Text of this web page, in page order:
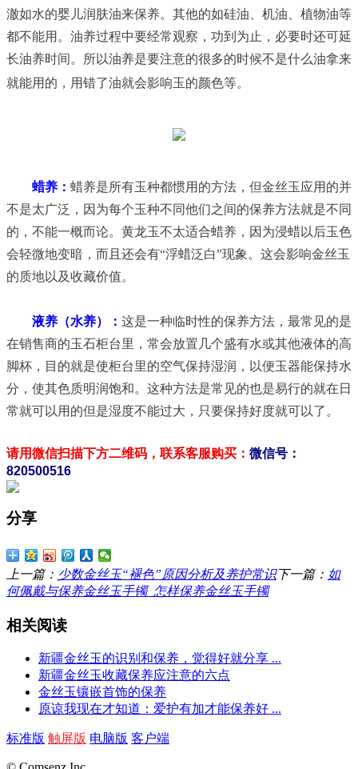
澈如水的婴儿润肤油来保养。其他的如硅油、机油、植物油等
都不能用。油养过程中要经常观察，功到为止，必要时还可延
长油养时间。所以油养是要注意的很多的时候不是什么油拿来
就能用的，用错了油就会影响玉的颜色等。
蜡养： 蜡养是所有玉种都惯用的方法，但金丝玉应用的并
不是太广泛，因为每个玉种不同他们之间的保养方法就是不同
的，不能一概而论。黄龙玉不太适合蜡养，因为浸蜡以后玉色
会轻微地变暗，而且还会有“浮蜡泛白”现象。这会影响金丝玉
的质地以及收藏价值。
液养（水养）： 这是一种临时性的保养方法，最常见的是
在销售商的玉石柜台里，常会放置几个盛有水或其他液体的高
脚杯，目的就是使柜台里的空气保持湿润，以便玉器能保持水
分，使其色质明润饱和。这种方法是常见的也是易行的就在日
常就可以用的但是湿度不能过大，只要保持好度就可以了。
请用微信扫描下方二维码，联系客服购买： 微信号：
820500516
分享
上一篇： 少数金丝玉“褪色”原因分析及养护常识下一篇： 如
何佩戴与保养金丝玉手镯_怎样保养金丝玉手镯
相关阅读
新疆金丝玉的识别和保养，觉得好就分享 ...
新疆金丝玉收藏保养应注意的六点
金丝玉镶嵌首饰的保养
原谅我现在才知道：爱护有加才能保养好 ...
标准版 触屏版 电脑版 客户端